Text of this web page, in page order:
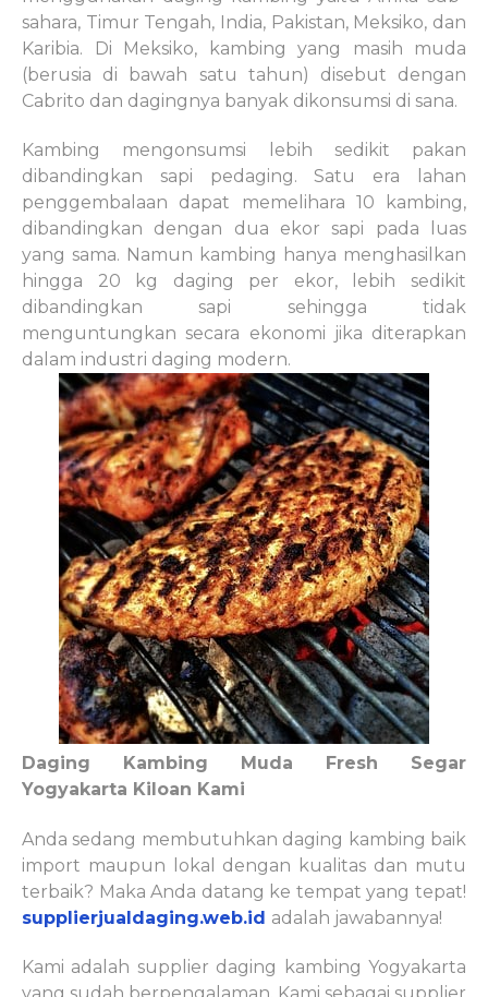
sahara, Timur Tengah, India, Pakistan, Meksiko, dan
Karibia. Di Meksiko, kambing yang masih muda
(berusia di bawah satu tahun) disebut dengan
Cabrito dan dagingnya banyak dikonsumsi di sana.
Kambing mengonsumsi lebih sedikit pakan
dibandingkan sapi pedaging. Satu era lahan
penggembalaan dapat memelihara 10 kambing,
dibandingkan dengan dua ekor sapi pada luas
yang sama. Namun kambing hanya menghasilkan
hingga 20 kg daging per ekor, lebih sedikit
dibandingkan sapi sehingga tidak
menguntungkan secara ekonomi jika diterapkan
dalam industri daging modern.
Daging Kambing Muda Fresh Segar
Yogyakarta Kiloan Kami
Anda sedang membutuhkan daging kambing baik
import maupun lokal dengan kualitas dan mutu
terbaik? Maka Anda datang ke tempat yang tepat!
supplierjualdaging.web.id adalah jawabannya!
Kami adalah supplier daging kambing Yogyakarta
yang sudah berpengalaman. Kami sebagai supplier